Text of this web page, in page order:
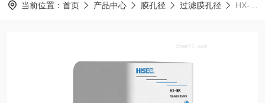
当前位置： 首页 产品中心 膜孔径 过滤膜孔径 HX-MK型泡压法滤材孔径检测仪